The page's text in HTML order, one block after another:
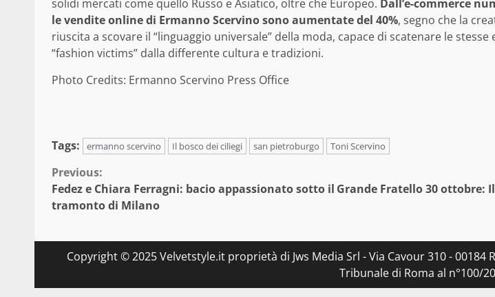
solidi mercati come quello Russo e Asiatico, oltre che Europeo. Dall’e-commerce
le vendite online di Ermanno Scervino sono aumentate del 40%, segno che la
riuscita a scovare il “linguaggio universale” della moda, capace di scatenare le stesse
“fashion victims” dalla differente cultura e tradizioni.
Photo Credits: Ermanno Scervino Press Office
Tags: ermanno scervino Il bosco dei ciliegi san pietroburgo Toni Scervino
Continue
Reading
Previous:
Fedez e Chiara Ferragni: bacio appassionato sotto il
tramonto di Milano
Grande Fratello 30 ottobre:
Copyright © 2025 Velvetstyle.it proprietà di Jws Media Srl - Via Cavour 310 -
Tribunale di Roma al n°100/